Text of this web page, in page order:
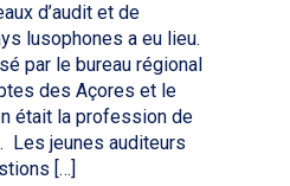
d’audit et de
lusophones a eu lieu.
par le bureau régional
des Açores et le
était la profession de
Les jeunes auditeurs
[…]